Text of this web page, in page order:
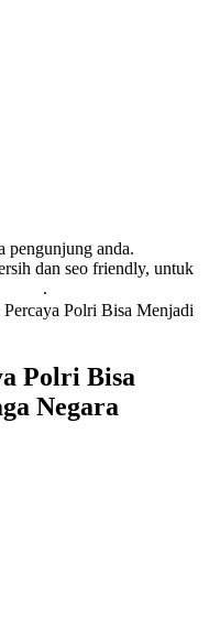
pengunjung anda.
dan seo friendly, untuk
.
Polri Bisa Menjadi
Polri Bisa
Negara